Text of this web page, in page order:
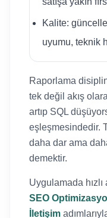
Kalite:
uyumu, teknik
Raporlama
tek değil akış
artıp SQL
eşleşmesindedir.
daha dar ama
demektir.
Uygulamada
SEO
İletişim